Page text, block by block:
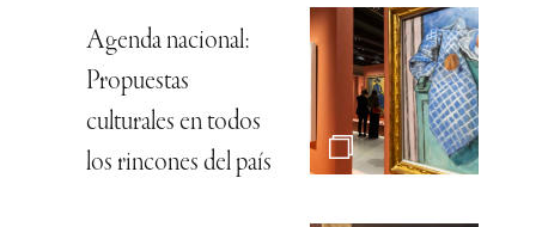
Agenda nacional:
Propuestas
culturales en todos
los rincones del país